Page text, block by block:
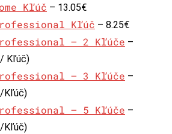
Kľúč – 13.05€
Kľúč – 8.25€
– 2 Kľúče –
Kľúč)
– 3 Kľúče –
Kľúč)
– 5 Kľúče –
Kľúč)